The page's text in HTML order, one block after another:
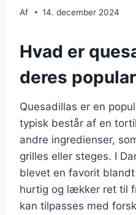
Af 14. december 2024
Hvad er
deres
Quesadillas er en
typisk består af en
andre ingredienser,
grilles eller steges. I
blevet en favorit
hurtig og lækker ret til
kan tilpasses med